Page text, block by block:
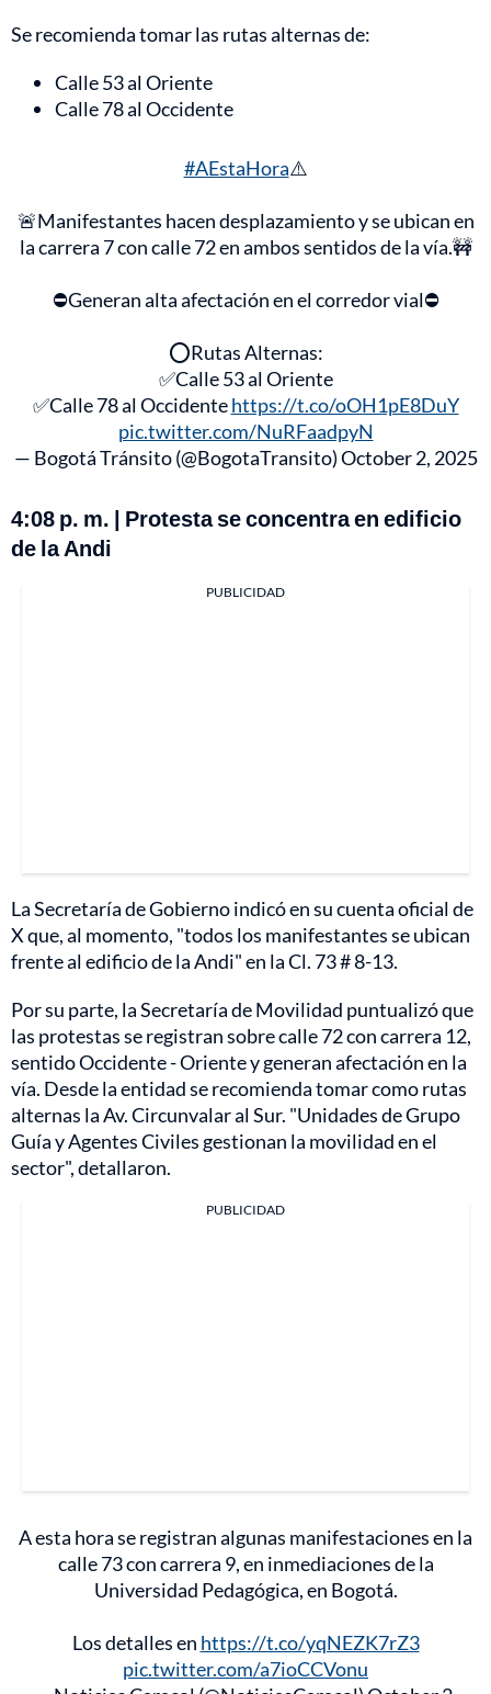
Se recomienda tomar las rutas alternas de:
Calle 53 al Oriente
Calle 78 al Occidente
#AEstaHora⚠️
🚨Manifestantes hacen desplazamiento y se ubican en
la carrera 7 con calle 72 en ambos sentidos de la vía.🚧
⛔️Generan alta afectación en el corredor vial⛔️
⭕️Rutas Alternas:
✅Calle 53 al Oriente
✅Calle 78 al Occidentehttps://t.co/oOH1pE8DuY
pic.twitter.com/NuRFaadpyN
— Bogotá Tránsito (@BogotaTransito)October 2, 2025
4:08 p. m. | Protesta se concentra en edificio
de la Andi
PUBLICIDAD
La Secretaría de Gobierno indicó en su cuenta oficial de
X que, al momento, "todos los manifestantes se ubican
frente al edificio de la Andi" en la Cl. 73 # 8-13.
Por su parte, la Secretaría de Movilidad puntualizó que
las protestas se registran sobre calle 72 con carrera 12,
sentido Occidente - Oriente y generan afectación en la
vía. Desde la entidad se recomienda tomar como rutas
alternas la Av. Circunvalar al Sur. "Unidades de Grupo
Guía y Agentes Civiles gestionan la movilidad en el
sector", detallaron.
PUBLICIDAD
A esta hora se registran algunas manifestaciones en la
calle 73 con carrera 9, en inmediaciones de la
Universidad Pedagógica, en Bogotá.
Los detalles en https://t.co/yqNEZK7rZ3
pic.twitter.com/a7ioCCVonu